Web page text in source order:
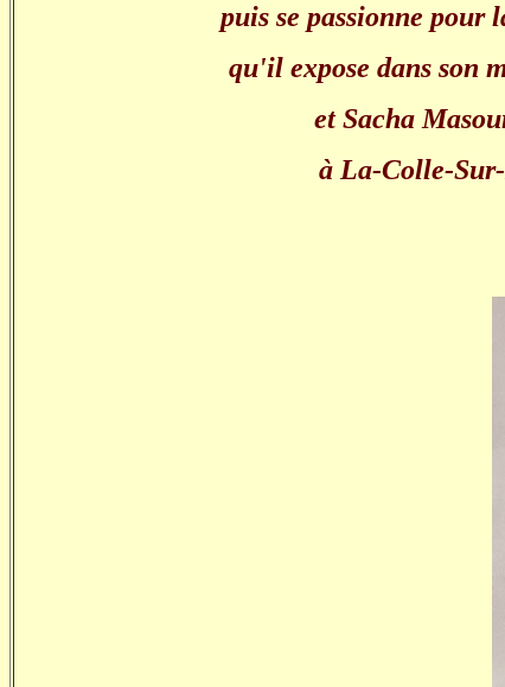
puis se passionne
qu'il expose dans son
et Sacha
à La-Colle-